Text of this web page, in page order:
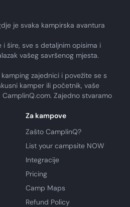
je svaka kampirska avantura
i šire, sve s detaljnim opisima i
vašeg savršenog mjesta.
zajednici i povežite se s
kamper ili početnik, vaše
Zajedno stvaramo
Za kampove
Zašto CamplinQ?
List your campsite NOW
Integracije
Pricing
Camp Maps
Refund Policy